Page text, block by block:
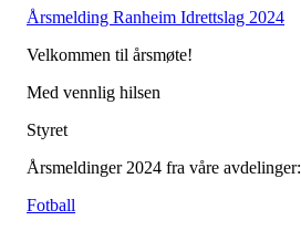
Årsmelding Ranheim Idrettslag 2024
Velkommen til årsmøte!
Med vennlig hilsen
Styret
Årsmeldinger 2024 fra våre avdelinger:
Fotball